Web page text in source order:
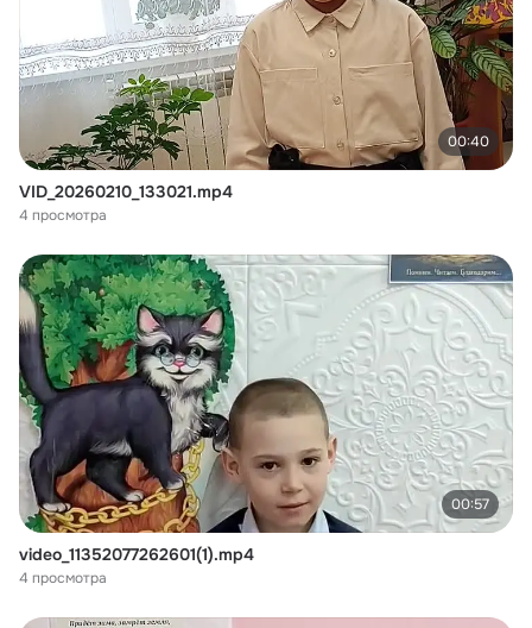
00:40
VID_20260210_133021.mp4
4 просмотра
00:57
video_11352077262601(1).mp4
4 просмотра